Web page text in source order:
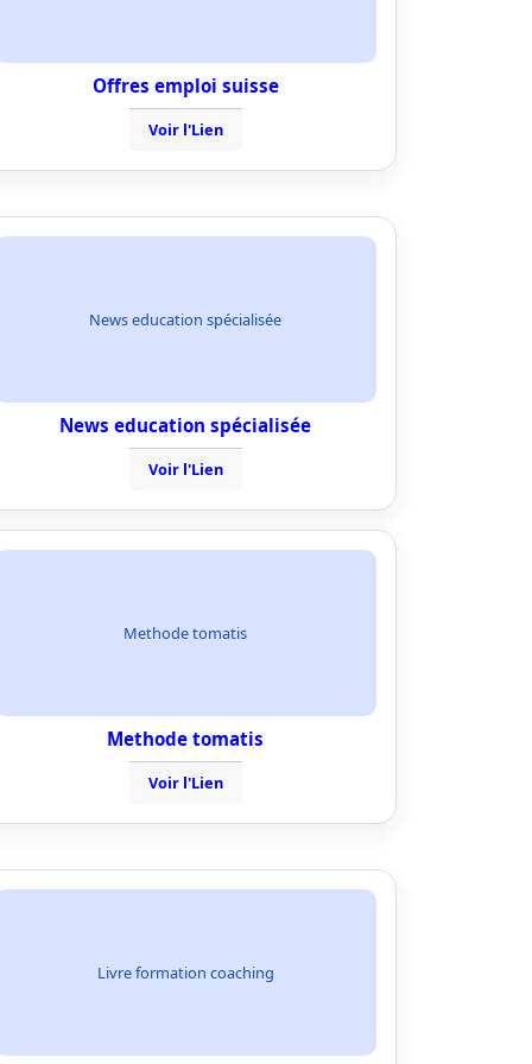
Offres emploi suisse
Voir l'Lien
News education spécialisée
News education spécialisée
Voir l'Lien
Methode tomatis
Methode tomatis
Voir l'Lien
Livre formation coaching